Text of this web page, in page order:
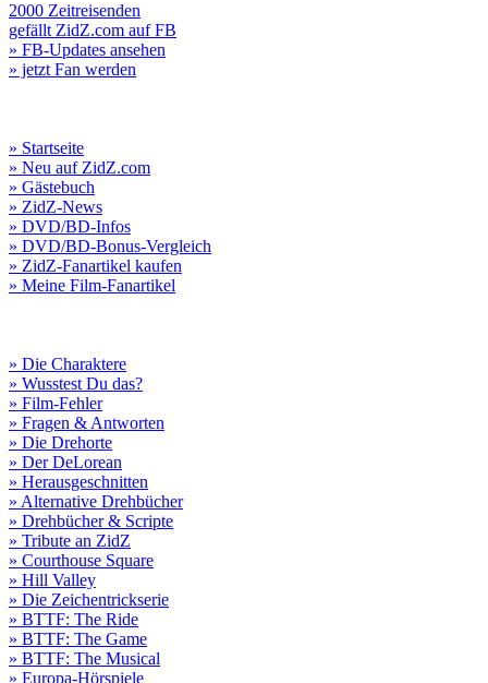
2000 Zeitreisenden
gefällt ZidZ.com auf FB
» FB-Updates ansehen
» jetzt Fan werden
» Startseite
» Neu auf ZidZ.com
» Gästebuch
» ZidZ-News
» DVD/BD-Infos
» DVD/BD-Bonus-Vergleich
» ZidZ-Fanartikel kaufen
» Meine Film-Fanartikel
» Die Charaktere
» Wusstest Du das?
» Film-Fehler
» Fragen & Antworten
» Die Drehorte
» Der DeLorean
» Herausgeschnitten
» Alternative Drehbücher
» Drehbücher & Scripte
» Tribute an ZidZ
» Courthouse Square
» Hill Valley
» Die Zeichentrickserie
» BTTF: The Ride
» BTTF: The Game
» BTTF: The Musical
» Europa-Hörspiele